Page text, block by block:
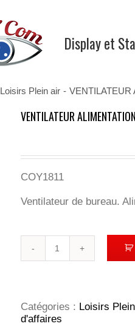
Display et
Loisirs Plein air - VENTILATEUR
VENTILATEUR
COY1811
Ventilateur de bureau.
de
Catégories : Loisirs
d'affaires